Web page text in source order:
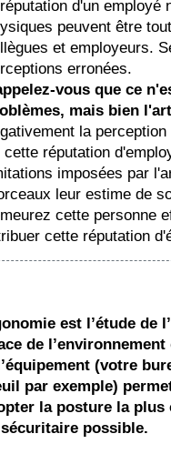
d'un employé
peuvent être
et employeurs.
erronées.
vous que ce
mais bien
la
cette réputation
imposées par
leur estime de
cette personne
cette réputation
est l’étude de
de
(votre
par exemple)
la posture la
possible.